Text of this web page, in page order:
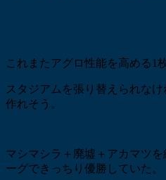
これまたアグロ性能を高める1
スタジアムを張り替えられな
作れそう。
マシマシラ＋廃墟＋アカマツ
ーグできっちり優勝していた。